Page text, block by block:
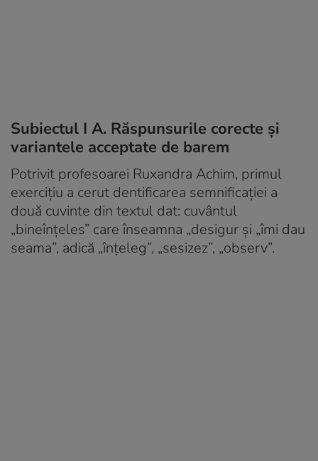
Subiectul I A. Răspunsurile corecte și
variantele acceptate de barem
Potrivit profesoarei Ruxandra Achim, primul
exercițiu a cerut dentificarea semnificației a
două cuvinte din textul dat: cuvântul
„bineînțeles” care înseamna „desigur și „îmi dau
seama”, adică „înțeleg”, „sesizez”, „observ”.